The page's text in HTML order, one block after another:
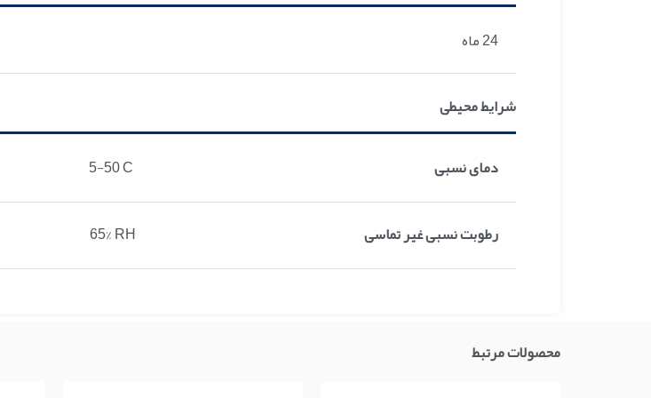
24 ماه
شرایط محیطی
دمای نسبی 5-50 C
رطوبت نسبی غیر تماسی 65% RH
محصولات مرتبط